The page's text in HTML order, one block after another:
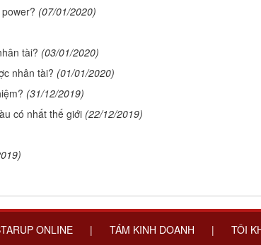
(07/01/2020)
tài? (03/01/2020)
nhân tài? (01/01/2020)
(31/12/2019)
có nhất thế giới (22/12/2019)
ONLINE | TÁM KINH DOANH | TÔI